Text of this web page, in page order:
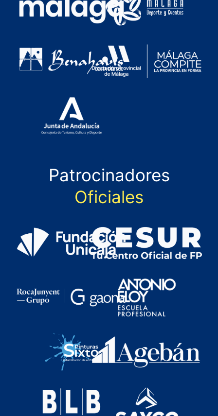
Patrocinadores
Oficiales